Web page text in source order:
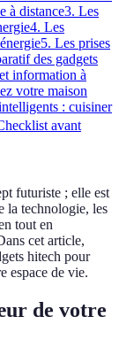
à distance3. Les
4. Les
5. Les prises
des gadgets
information à
votre maison
: cuisiner
avant
futuriste ; elle est
la technologie, les
tout en
cet article,
hitech pour
espace de vie.
de votre